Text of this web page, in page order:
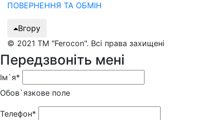
ПОВЕРНЕННЯ ТА ОБМІН
Вгору
© 2021 ТМ "Ferocon". Всі права захищені
Передзвоніть мені
Ім`я*
Обов`язкове поле
Телефон*